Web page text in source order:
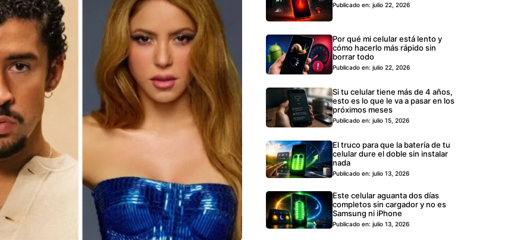
Publicado en: julio 22, 2026
Por qué mi celular está lento y
cómo hacerlo más rápido sin
borrar todo
Publicado en: julio 22, 2026
Si tu celular tiene más de 4 años,
esto es lo que le va a pasar en los
próximos meses
Publicado en: julio 15, 2026
El truco para que la batería de tu
celular dure el doble sin instalar
nada
Publicado en: julio 13, 2026
Este celular aguanta dos días
completos sin cargador y no es
Samsung ni iPhone
Publicado en: julio 13, 2026